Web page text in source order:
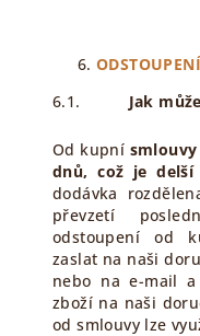
6.1.
Jak
Od kupní
dnů, což je delší
dodávka
převzetí
odstoupení od
zaslat na naši
nebo na e-mail
zboží na naši
od smlouvy lze